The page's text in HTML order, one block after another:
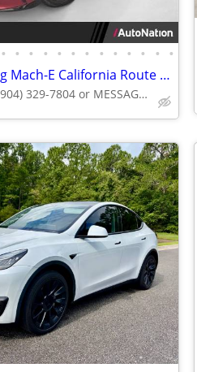
• • • • • • • • • • • • •
2021 Ford Mustang Mach-E California Route 1 Certified SUV Electric AUTONATION
Call (904) 329-7804 or MESSAGE/CHAT to confirm availability